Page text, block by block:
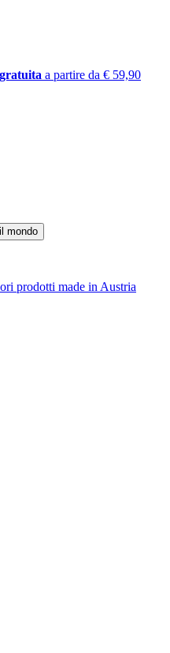
a partire da € 59,90
prodotti made in Austria